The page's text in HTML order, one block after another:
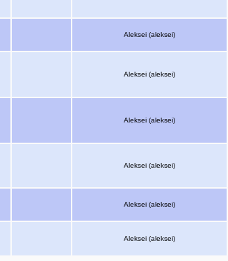
Aleksei (aleksei)
Aleksei (aleksei)
Aleksei (aleksei)
Aleksei (aleksei)
Aleksei (aleksei)
Aleksei (aleksei)